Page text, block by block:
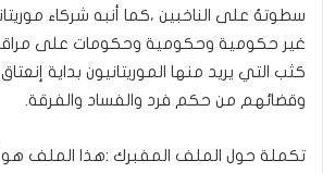
سطوتهُ على الناخبين ،كما أنبه شركاء
غير حكومية وحكومية وحكومات على
كثب التي يريد منها الموريتانيون بداية
وقضائهم من حكم فرد والفساد والفرقة.
تكملة حول الملف المفبرك :هذا الملف هو